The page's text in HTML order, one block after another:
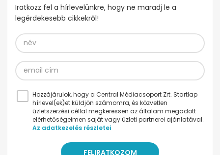
Iratkozz fel a hírlevelünkre, hogy ne maradj le a
legérdekesebb cikkekről!
Hozzájárulok, hogy a Central Médiacsoport Zrt. Startlap
hírlevel(ek)et küldjön számomra, és közvetlen
üzletszerzési céllal megkeressen az általam megadott
elérhetőségeimen saját vagy üzleti partnerei ajánlatával.
Az adatkezelés részletei